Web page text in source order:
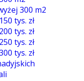
300 m2
tys. zł
tys. zł
tys. zł
tys. zł